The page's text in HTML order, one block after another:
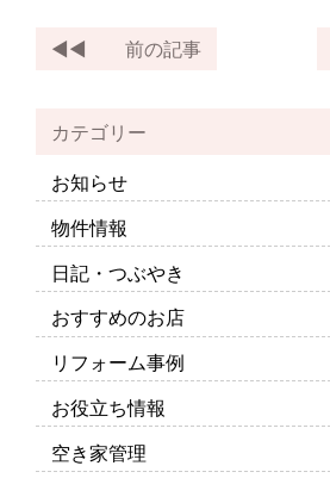
前の記事
カテゴリー
お知らせ
物件情報
日記・つぶやき
おすすめのお店
リフォーム事例
お役立ち情報
空き家管理